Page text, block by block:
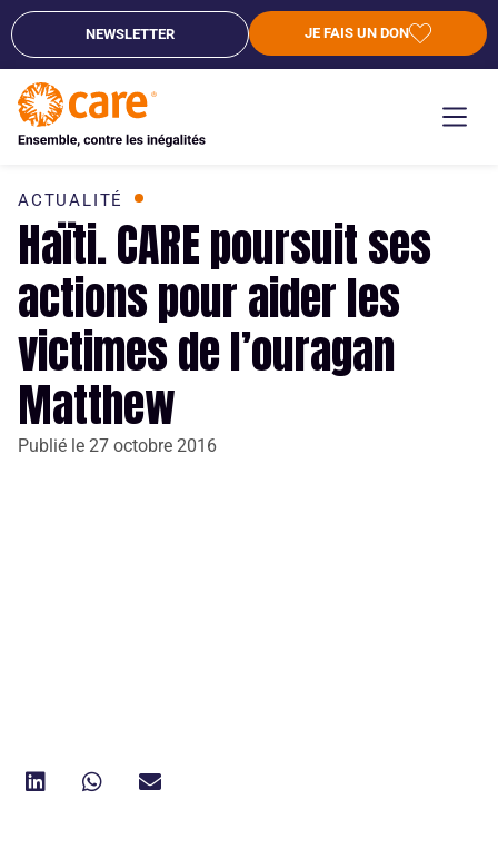
NEWSLETTER JE FAIS UN DON
ACTUALITÉ
Haïti. CARE poursuit ses
actions pour aider les
victimes de l’ouragan
Matthew
Publié le 27 octobre 2016